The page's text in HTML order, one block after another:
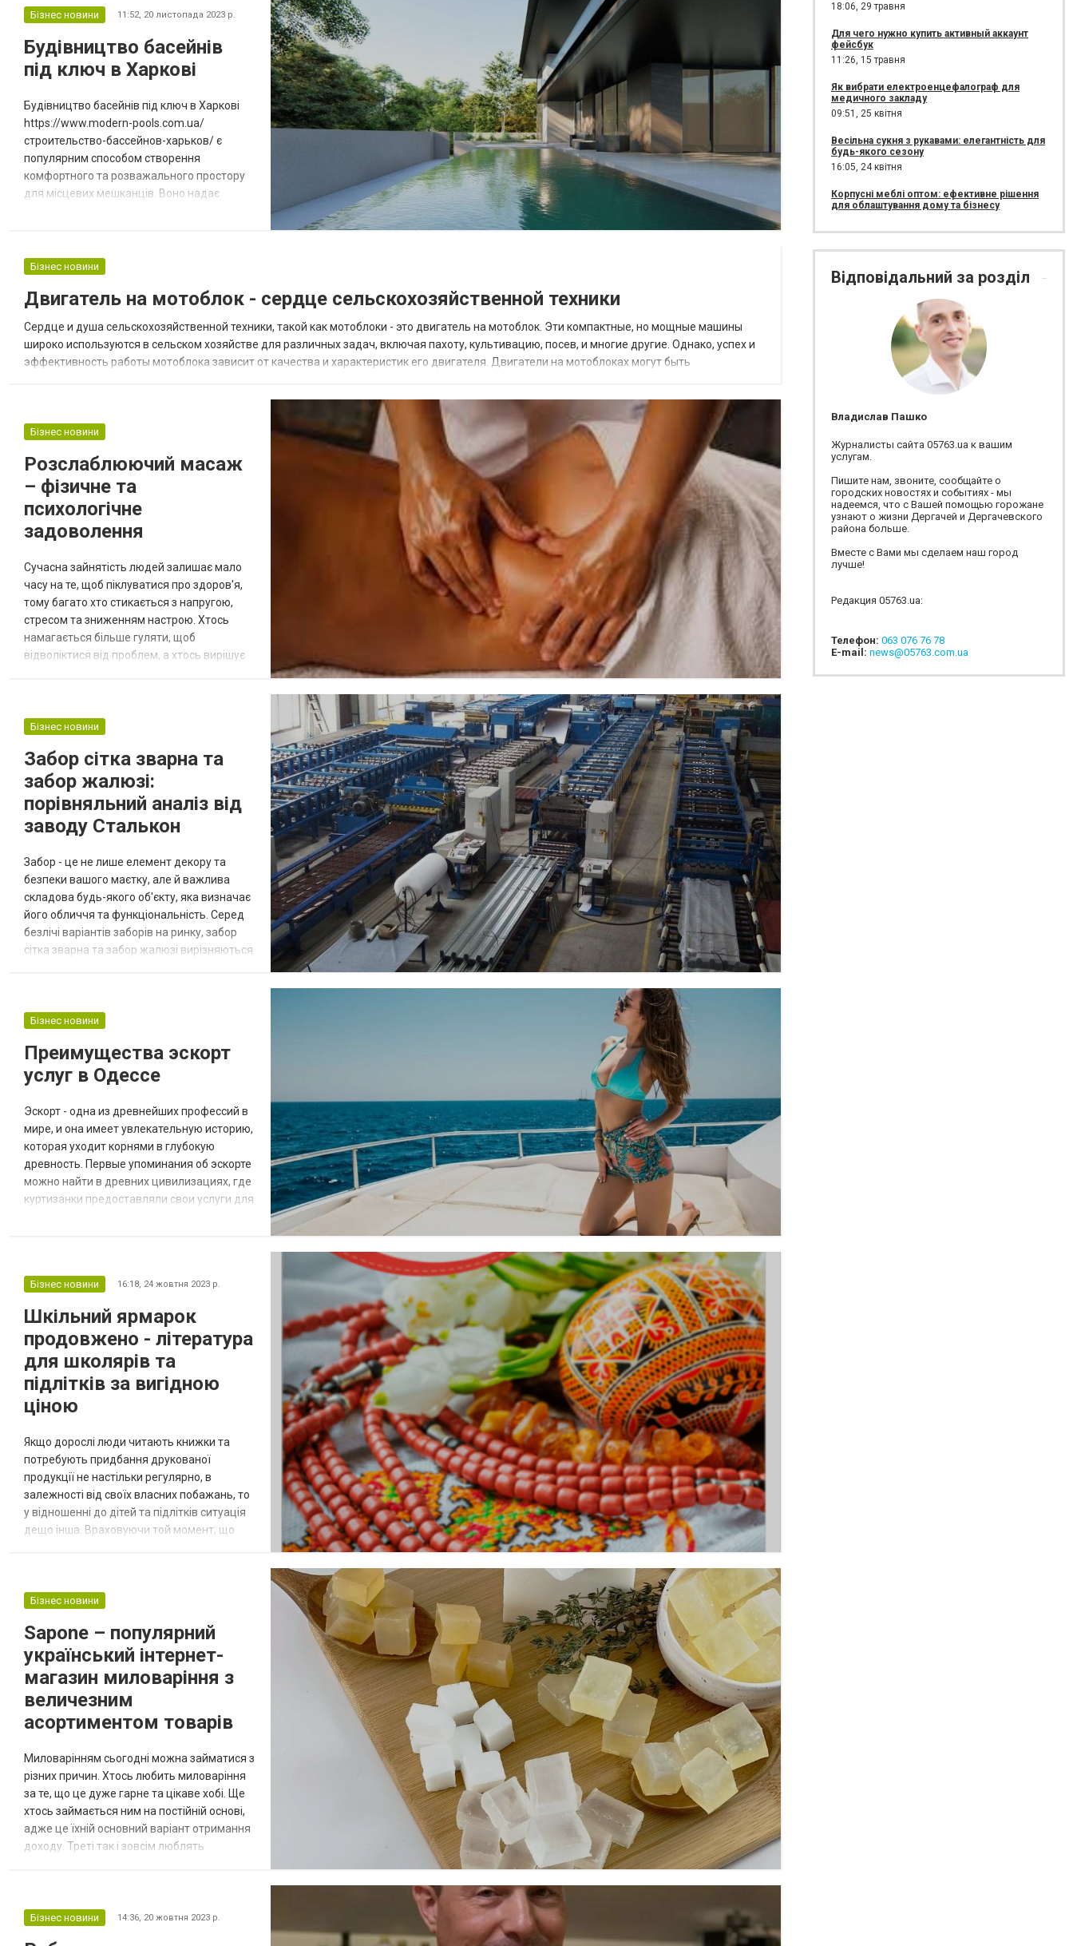
сировини. Вибрати премікси для будь якої
консультації фахівців на сайті ко...
Бізнес новини 11:52, 20 листопада 2023 р.
Будівництво басейнів
під ключ в Харкові
Будівництво басейнів під ключ в Харкові
https://www.modern-pools.com.ua/
строительство-бассейнов-харьков/ є
популярним способом створення
комфортного та розважального простору
для місцевих мешканців. Воно надає
якість та довговічність. Перший етап
плануванні, виборі оптимального розміру,
Бізнес новини
Двигатель на мотоблок - сердце сельскохозяйственной техники
Сердце и душа сельскохозяйственной техники, такой как мотоблоки - это двигатель на мотоблок. Эти компактные, но мощные машины
широко используются в сельском хозяйстве для различных задач, включая пахоту, культивацию, посев, и многие другие. Однако, успех и
эффективность работы мотоблока зависит от качества и характеристик его двигателя. Двигатели на мотоблоках могут быть
Бізнес новини
Розслаблюючий масаж
– фізичне та
психологічне
задоволення
Сучасна зайнятість людей залишає мало
часу на те, щоб піклуватися про здоров'я,
тому багато хто стикається з напругою,
стресом та зниженням настрою. Хтось
намагається більше гуляти, щоб
відволіктися від проблем, а хтось вирішує
рухів дозволяє зняти напругу.
чимось більш пікантним, докладніше тут.
Завітавши на...
Бізнес новини
Забор сітка зварна та
забор жалюзі:
порівняльний аналіз від
заводу Сталькон
Забор - це не лише елемент декору та
безпеки вашого маєтку, але й важлива
складова будь-якого об'єкту, яка визначає
його обличчя та функціональність. Серед
безлічі варіантів заборів на ринку, забор
сітка зварна та забор жалюзі вирізняються
ціни та можливість купити їх в Києві, і
заводу Сталькон. Забор...
Бізнес новини
Преимущества эскорт
услуг в Одессе
Эскорт - одна из древнейших профессий в
мире, и она имеет увлекательную историю,
которая уходит корнями в глубокую
древность. Первые упоминания об эскорте
можно найти в древних цивилизациях, где
куртизанки предоставляли свои услуги для
Одессе: разнообразие и профессионализм
Чер...
Бізнес новини 16:18, 24 жовтня 2023 р.
Шкільний ярмарок
продовжено - література
для школярів та
підлітків за вигідною
ціною
Якщо дорослі люди читають книжки та
потребують придбання друкованої
продукції не настільки регулярно, в
залежності від своїх власних побажань, то
у відношенні до дітей та підлітків ситуація
дещо інша. Враховуючи той момент, що
зовсім не зайвими будуть різноманітні
використовувати для покращення вмінь, а
також ху...
Бізнес новини
Sapone – популярний
український інтернет-
магазин миловаріння з
величезним
асортиментом товарів
Миловарінням сьогодні можна займатися з
різних причин. Хтось любить миловаріння
за те, що це дуже гарне та цікаве хобі. Ще
хтось займається ним на постійній основі,
адже це їхній основний варіант отримання
доходу. Треті так і зовсім люблять
зроблено своїми власними руками з
Бізнес новини 14:36, 20 жовтня 2023 р.
18:06, 29 травня
Для чего нужно купить активный аккаунт
фейсбук
11:26, 15 травня
Як вибрати електроенцефалограф для
медичного закладу
09:51, 25 квітня
Весільна сукня з рукавами: елегантність для
будь-якого сезону
16:05, 24 квітня
Корпусні меблі оптом: ефективне рішення
для облаштування дому та бізнесу
Відповідальний за розділ
Владислав Пашко
Журналисты сайта 05763.ua к вашим
услугам.
Пишите нам, звоните, сообщайте о
городских новостях и событиях - мы
надеемся, что с Вашей помощью горожане
узнают о жизни Дергачей и Дергачевского
района больше.
Вместе с Вами мы сделаем наш город
лучше!
Редакция 05763.ua:
Телефон: 063 076 76 78
E-mail: news@05763.com.ua